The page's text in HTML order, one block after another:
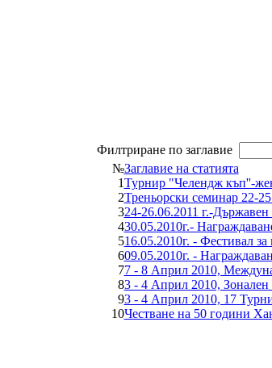
Филтриране по заглавие
№Заглавие на статията
1Турнир "Челендж къп''-
2Треньорски семинар 22-
324-26.06.2011 г.-
430.05.2010г.-
516.05.2010г. - Фестивал
609.05.2010г. -
77 - 8 Април 2010,
83 - 4 Април 2010, Зонален
93 - 4 Април 2010, 17
10Честване на 50 години